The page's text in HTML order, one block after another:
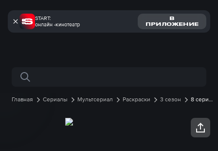
START:
онлайн -кинотеатр
В
ПРИЛОЖЕНИЕ
Поиск по сайту
Главная Сериалы Мультсериал Раскраски 3 сезон
8 серия